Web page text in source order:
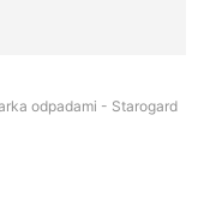
odpadami - Starogard